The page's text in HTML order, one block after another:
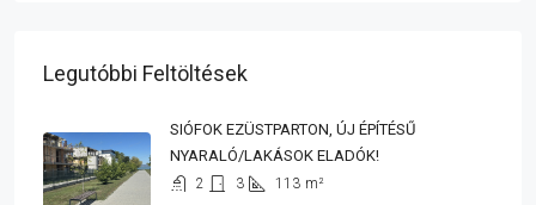
Legutóbbi Feltöltések
SIÓFOK EZÜSTPARTON, ÚJ ÉPÍTÉSŰ
NYARALÓ/LAKÁSOK ELADÓK!
2 3 113 m²